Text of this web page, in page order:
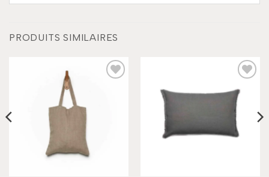
PRODUITS SIMILAIRES
Add to
wishlist